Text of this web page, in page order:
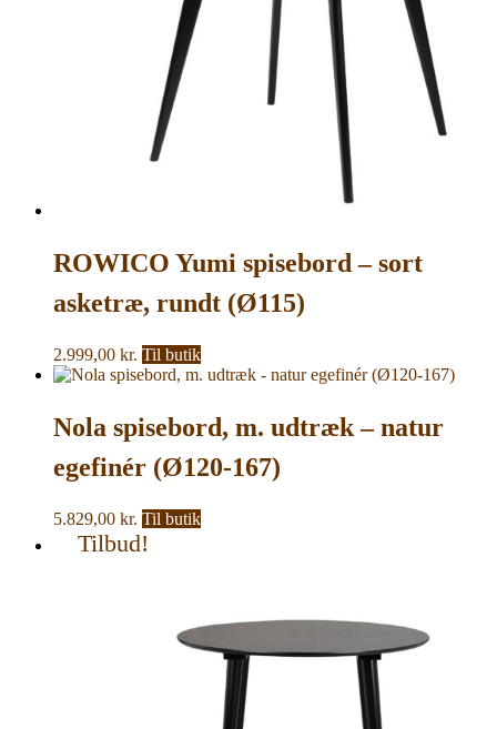
ROWICO Yumi spisebord – sort
asketræ, rundt (Ø115)
2.999,00 kr. Til butik
Nola spisebord, m. udtræk – natur
egefinér (Ø120-167)
5.829,00 kr. Til butik
Tilbud!